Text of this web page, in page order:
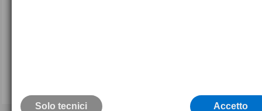
Solo tecnici Accetto